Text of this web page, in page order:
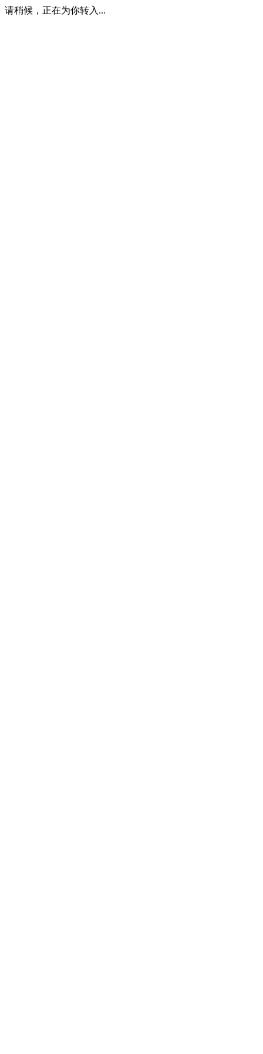
请稍候，正在为你转入...